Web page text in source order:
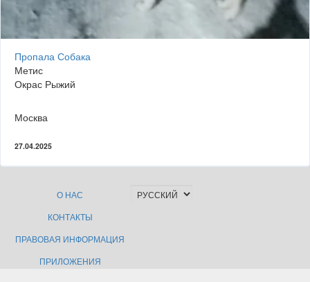
Пропала Собака
Метис
Окрас Рыжий
Москва
27.04.2025
О НАС
КОНТАКТЫ
ПРАВОВАЯ ИНФОРМАЦИЯ
ПРИЛОЖЕНИЯ